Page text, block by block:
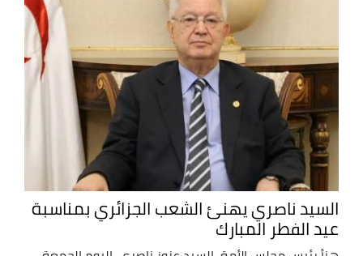
السيد ناصري يهنئ الشعب الجزائري بمناسبة
عيد الفطر المبارك